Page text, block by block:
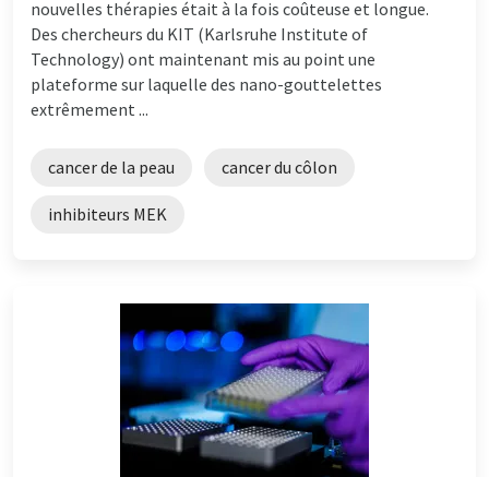
nouvelles thérapies était à la fois coûteuse et longue.
Des chercheurs du KIT (Karlsruhe Institute of
Technology) ont maintenant mis au point une
plateforme sur laquelle des nano-gouttelettes
extrêmement ...
cancer de la peau cancer du côlon
inhibiteurs MEK